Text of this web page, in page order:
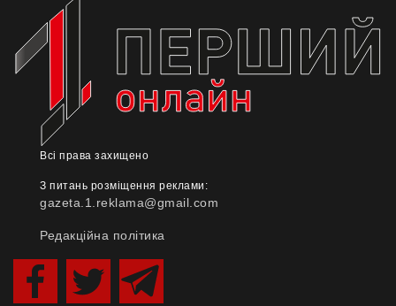
Всі права захищено
З питань розміщення реклами:
gazeta.1.reklama@gmail.com
Редакційна політика